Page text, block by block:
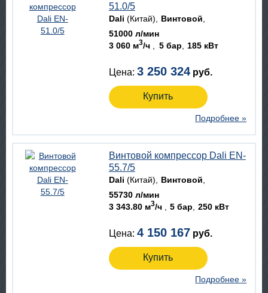
51.0/5
Dali (Китай)
Винтовой
51000 л/мин
3 060 м3/ч 5 бар 185 кВт
Цена: 3 250 324 руб.
Купить
Подробнее »
Винтовой компрессор Dali EN-
55.7/5
Dali (Китай)
Винтовой
55730 л/мин
3 343.80 м3/ч 5 бар 250 кВт
Цена: 4 150 167 руб.
Купить
Подробнее »